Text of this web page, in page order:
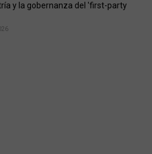
y la gobernanza del 'first-party